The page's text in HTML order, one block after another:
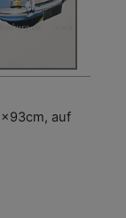
auf